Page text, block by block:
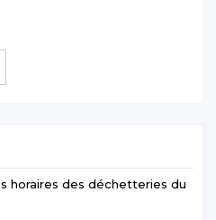
horaires des déchetteries du